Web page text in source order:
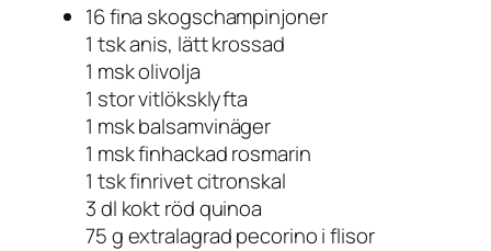
16 fina skogschampinjoner
1 tsk anis, lätt krossad
1 msk olivolja
1 stor vitlöksklyfta
1 msk balsamvinäger
1 msk finhackad rosmarin
1 tsk finrivet citronskal
3 dl kokt röd quinoa
75 g extralagrad pecorino i flisor